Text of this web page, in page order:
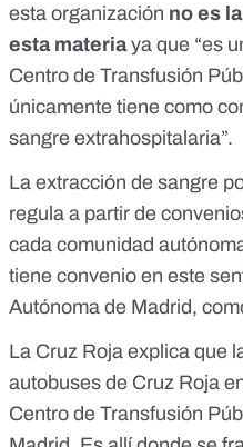
esta organización no es
esta materiaya que “es
Centro de Transfusión
únicamente tiene como
sangre extrahospitalaria”.
La extracción de sangre
regula a partir de
cada comunidad
tiene convenio en este
Autónoma de Madrid,
La Cruz Roja explica que
autobuses de Cruz Roja
Centro de Transfusión